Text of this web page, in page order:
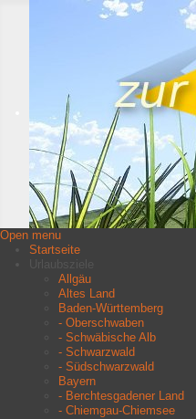
Open menu
Startseite
Allgäu
Altes Land
Baden-Württemberg
- Oberschwaben
- Schwäbische Alb
- Schwarzwald
- Südschwarzwald
Bayern
- Berchtesgadener Land
- Chiemgau-Chiemsee